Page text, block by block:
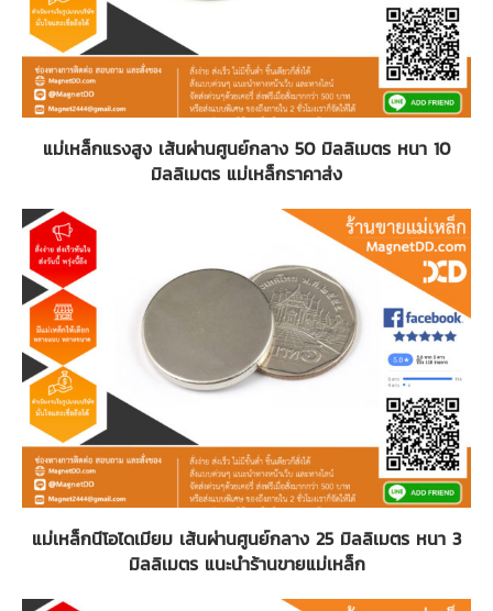
แม่เหล็กแรงสูง เส้นผ่านศูนย์กลาง 50 มิลลิเมตร หนา 10
มิลลิเมตร แม่เหล็กราคาส่ง
แม่เหล็กนีโอไดเมียม เส้นผ่านศูนย์กลาง 25 มิลลิเมตร หนา 3
มิลลิเมตร แนะนำร้านขายแม่เหล็ก